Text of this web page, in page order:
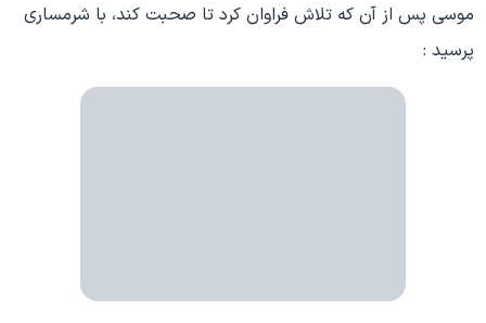
موسی پس از آن که تلاش فراوان کرد تا صحبت کند، با شرمساری
پرسید :